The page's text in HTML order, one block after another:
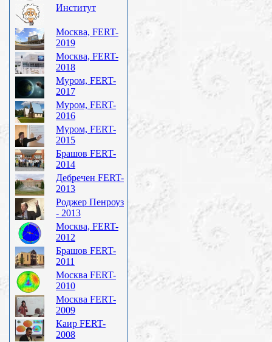
Институт
Москва, FERT-
2019
Москва, FERT-
2018
Муром, FERT-
2017
Муром, FERT-
2016
Муром, FERT-
2015
Брашов FERT-
2014
Дебречен FERT-
2013
Роджер Пенроуз
- 2013
Москва, FERT-
2012
Брашов FERT-
2011
Москва FERT-
2010
Москва FERT-
2009
Каир FERT-
2008